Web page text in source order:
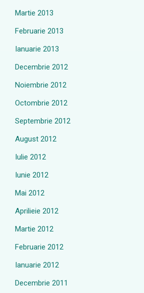
Martie 2013
Februarie 2013
Ianuarie 2013
Decembrie 2012
Noiembrie 2012
Octombrie 2012
Septembrie 2012
August 2012
Iulie 2012
Iunie 2012
Mai 2012
Aprilieie 2012
Martie 2012
Februarie 2012
Ianuarie 2012
Decembrie 2011